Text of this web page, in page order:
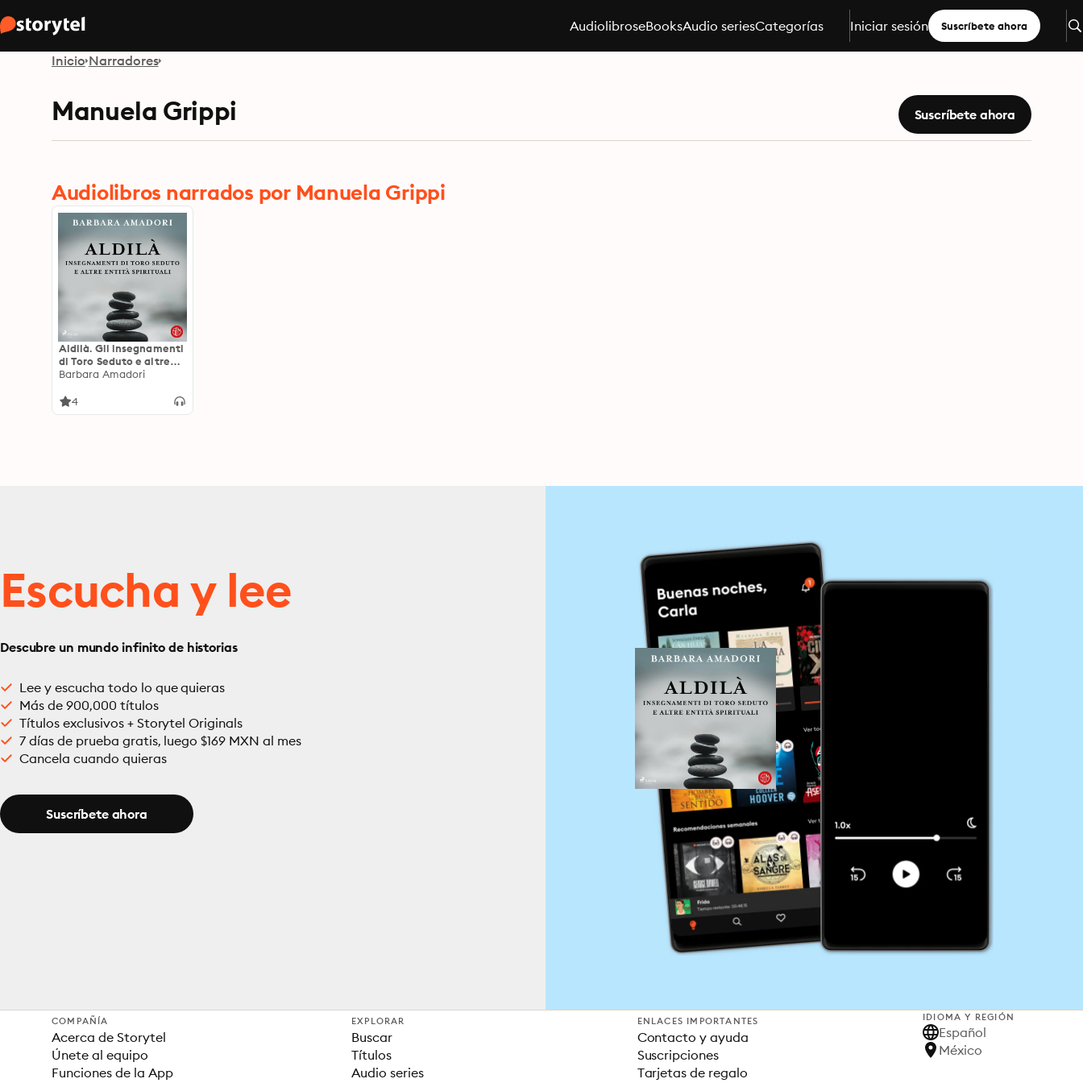
AudiolibroseBooksAudio seriesCategorías Iniciar sesión Suscríbete ahora
Inicio Narradores
Manuela Grippi Suscríbete ahora
Audiolibros narrados por Manuela Grippi
Aldilà. Gli insegnamenti
di Toro Seduto e altre
Entità Spirituali
Barbara Amadori
4
Escucha y lee
Descubre un mundo infinito de historias
Lee y escucha todo lo que quieras
Más de 900,000 títulos
Títulos exclusivos + Storytel Originals
7 días de prueba gratis, luego $169 MXN al mes
Cancela cuando quieras
Suscríbete ahora
COMPAÑÍA
Acerca de Storytel
Únete al equipo
Funciones de la App
EXPLORAR
Buscar
Títulos
Audio series
ENLACES IMPORTANTES
Contacto y ayuda
Suscripciones
Tarjetas de regalo
IDIOMA Y REGIÓN
Español
México